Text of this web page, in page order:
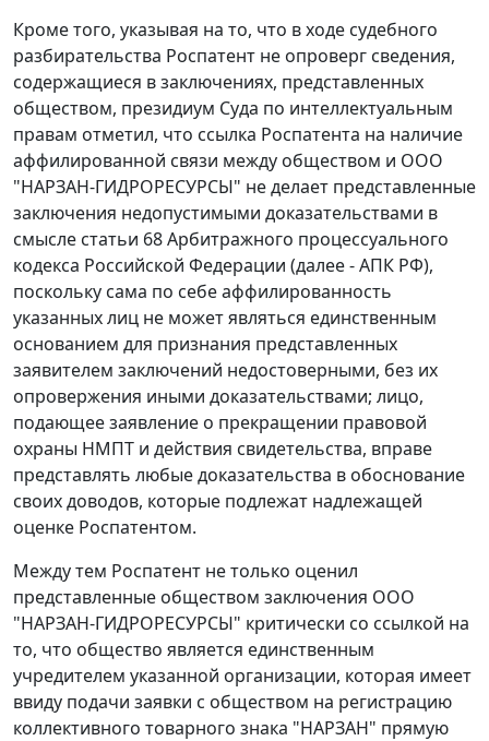
Кроме того, указывая на то, что в ходе судебного
разбирательства Роспатент не опроверг сведения,
содержащиеся в заключениях, представленных
обществом, президиум Суда по интеллектуальным
правам отметил, что ссылка Роспатента на наличие
аффилированной связи между обществом и ООО
"НАРЗАН-ГИДРОРЕСУРСЫ" не делает представленные
заключения недопустимыми доказательствами в
смысле статьи 68 Арбитражного процессуального
кодекса Российской Федерации (далее - АПК РФ),
поскольку сама по себе аффилированность
указанных лиц не может являться единственным
основанием для признания представленных
заявителем заключений недостоверными, без их
опровержения иными доказательствами; лицо,
подающее заявление о прекращении правовой
охраны НМПТ и действия свидетельства, вправе
представлять любые доказательства в обоснование
своих доводов, которые подлежат надлежащей
оценке Роспатентом.
Между тем Роспатент не только оценил
представленные обществом заключения ООО
"НАРЗАН-ГИДРОРЕСУРСЫ" критически со ссылкой на
то, что общество является единственным
учредителем указанной организации, которая имеет
ввиду подачи заявки с обществом на регистрацию
коллективного товарного знака "НАРЗАН" прямую